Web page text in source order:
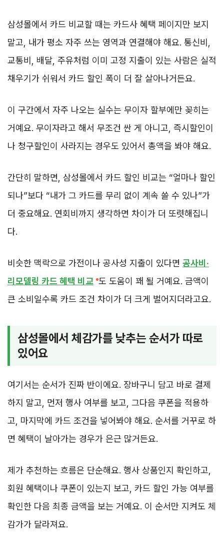
삼성몰에서 카드 비교할 때는 카드사 혜택 페이지만 보지
말고, 내가 평소 자주 쓰는 영역과 연결해야 해요. 통신비,
교통비, 배달, 주유처럼 이미 고정 지출이 있는 사람은 실적
채우기가 쉬워서 카드 할인 폭이 더 잘 살아나거든요.
이 구간에서 자주 나오는 실수는 무이자 할부에만 꽂히는
거예요. 무이자라고 해서 무조건 싼 게 아니고, 즉시할인이
나 청구할인이 사라지는 경우도 있어서 총액을 봐야 해요.
간단히 말하면, 삼성몰에서 카드 할인 비교는 “얼마나 할인
되나”보다 “내가 그 카드를 무리 없이 계속 쓸 수 있나”가
더 중요해요. 연회비까지 생각하면 차이가 더 또렷해집니
다.
비슷한 맥락으로 가전이나 공사성 지출이 있다면 공사비·
리모델링 카드 혜택 비교 도 도움이 꽤 될 거예요. 금액이
큰 소비일수록 카드 조건 차이가 더 크게 벌어지더라고요.
삼성몰에서 체감가를 낮추는 순서가 따로
있어요
여기서는 순서가 진짜 반이에요. 장바구니 담고 바로 결제
하지 말고, 먼저 행사 여부를 보고, 그다음 쿠폰을 적용하
고, 마지막에 카드 조건을 넣어봐야 해요. 순서를 거꾸로 하
면 혜택이 날아가는 경우가 은근 많거든요.
제가 추천하는 흐름은 단순해요. 행사 상품인지 확인하고,
회원 혜택이나 쿠폰이 있는지 보고, 카드 할인 가능 여부를
확인한 다음 최종 금액을 보는 거예요. 이 순서만 지켜도 체
감가가 달라져요.